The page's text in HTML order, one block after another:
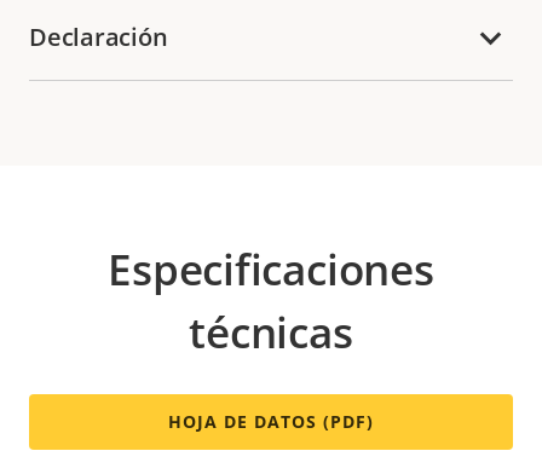
Declaración
Especificaciones
técnicas
HOJA DE DATOS (PDF)